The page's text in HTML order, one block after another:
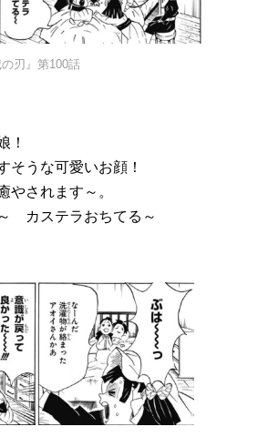
刃』第100話
！
そうな可愛いお顔！
やされます～。
カステラおちてる～